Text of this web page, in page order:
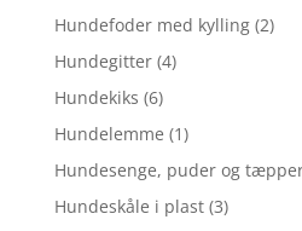
Hundefoder med kylling (2)
Hundegitter (4)
Hundekiks (6)
Hundelemme (1)
Hundesenge, puder og
Hundeskåle i plast (3)